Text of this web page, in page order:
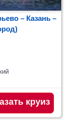
– Казань –
круиз